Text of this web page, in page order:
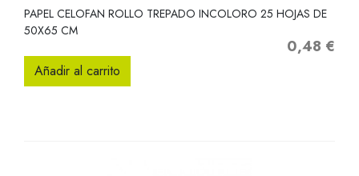
PAPEL CELOFAN ROLLO TREPADO INCOLORO 25 HOJAS DE
50X65 CM
Precio
0,48 €
Añadir al carrito